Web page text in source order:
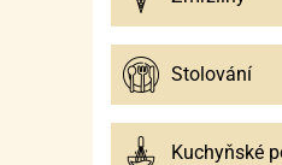
Stolování
Kuchyňské